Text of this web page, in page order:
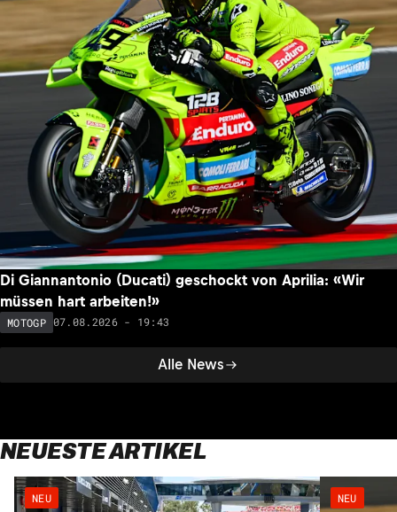
Alle News
Di Giannantonio (Ducati) geschockt von Aprilia: «Wir
müssen hart arbeiten!»
MOTOGP 07.08.2026 - 19:43
NEUESTE ARTIKEL
NEU NEU